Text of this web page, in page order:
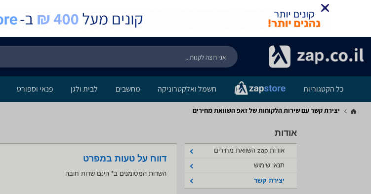
כל הקטגוריות חשמל ואלקטרוניקה מחשבים לבית ולגן פנאי וספורט
יצירת קשר עם שירות הלקוחות של זאפ השוואת מחירים
אודות
אודות zap השוואת מחירים
תנאי שימוש
יצירת קשר
דווח על טעות במפרט
השדות המסומנים ב* הינם שדות חובה